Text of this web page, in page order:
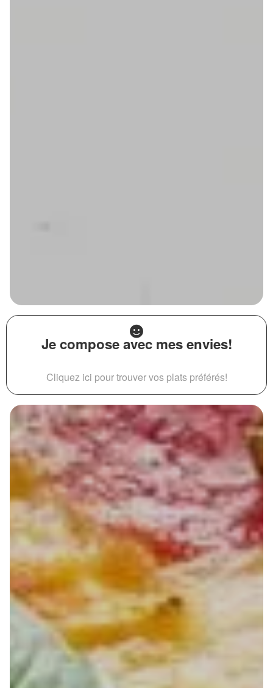
Je compose avec mes envies!
Cliquez ici pour trouver vos plats préférés!